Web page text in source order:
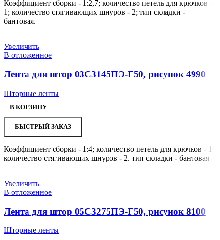
Коэффициент сборки - 1:2,7; количество петель для крючков -
1; количество стягивающих шнуров - 2; тип складки -
бантовая.
Увеличить
В отложенное
Лента для штор 03С3145ПЭ-Г50, рисунок 4990
Шторные ленты
В КОРЗИНУ
БЫСТРЫЙ ЗАКАЗ
Коэффициент сборки - 1:4; количество петель для крючков - 1;
количество стягивающих шнуров - 2. тип складки - бантовая
Увеличить
В отложенное
Лента для штор 05С3275ПЭ-Г50, рисунок 8100
Шторные ленты